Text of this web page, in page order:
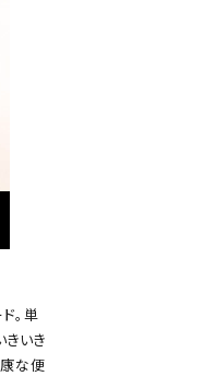
。単
いき
な便